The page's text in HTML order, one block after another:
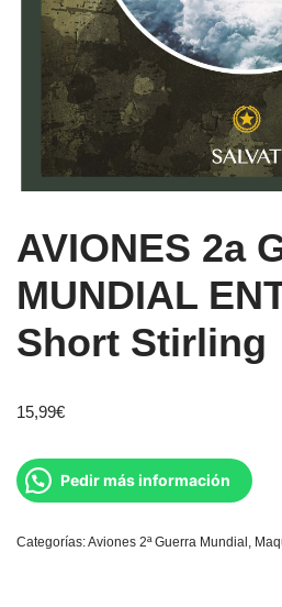
AVIONES 2a
MUNDIAL
Short Stirling
15,99€
Pedir más información
Categorías:Aviones 2ª Guerra Mundial ,